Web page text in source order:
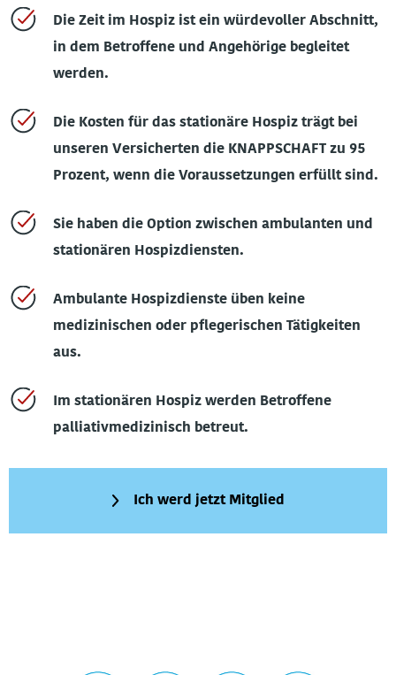
Die Zeit im Hospiz ist ein würdevoller Abschnitt,
in dem Betroffene und Angehörige begleitet
werden.
Die Kosten für das stationäre Hospiz trägt bei
unseren Versicherten die KNAPPSCHAFT zu 95
Prozent, wenn die Voraussetzungen erfüllt sind.
Sie haben die Option zwischen ambulanten und
stationären Hospizdiensten.
Ambulante Hospizdienste üben keine
medizinischen oder pflegerischen Tätigkeiten
aus.
Im stationären Hospiz werden Betroffene
palliativmedizinisch betreut.
Ich werd jetzt Mitglied